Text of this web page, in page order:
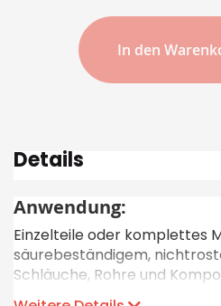
In den
Details
Anwendung:
Einzelteile oder komplettes
säurebeständigem,
Schläuche, Rohre und